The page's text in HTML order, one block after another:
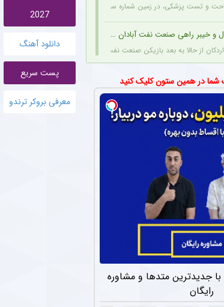
2027
دانلود آهنگ
پست سریع
معرفی بروکر ترندو
و تست پزشکی، در زمین شماره سه آزادی تمرین کرد.
راهی صنعت نفت آبادان شد + عکس
از حالا به بعد بازیکن صنعت نفت است.
اینتر پیام فرستاد + عکس
شخصی خود برای مارکوس تورام ستاره اینتر منتشر کرد.
و تغییر مسیرش در نقل‌وانتقالات
روبرو شده و به زودی تیم خود را معرفی خواهد کرد.
با مدیرعاملی متدین در استقلال
مدیرعاملی مصطفی متدین در استقلال به طور کامل طی شده و هلدینگ
؛ ستاره جوان به پاری سن ژرمن می رود
انریکه، خرید دیگری را در آستانه نهایی‌شدن دارد.
دروازه‌بان اسپانیایی به استقلال
کیت جدید برای فصل بیست و ششم + عکس
شما در همین ستون کلیک کنید
جدیدترین متدها و مشاوره
رایگان